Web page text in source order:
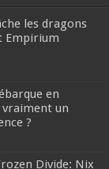
les dragons
Empirium
en
vraiment un
?
Divide: Nix